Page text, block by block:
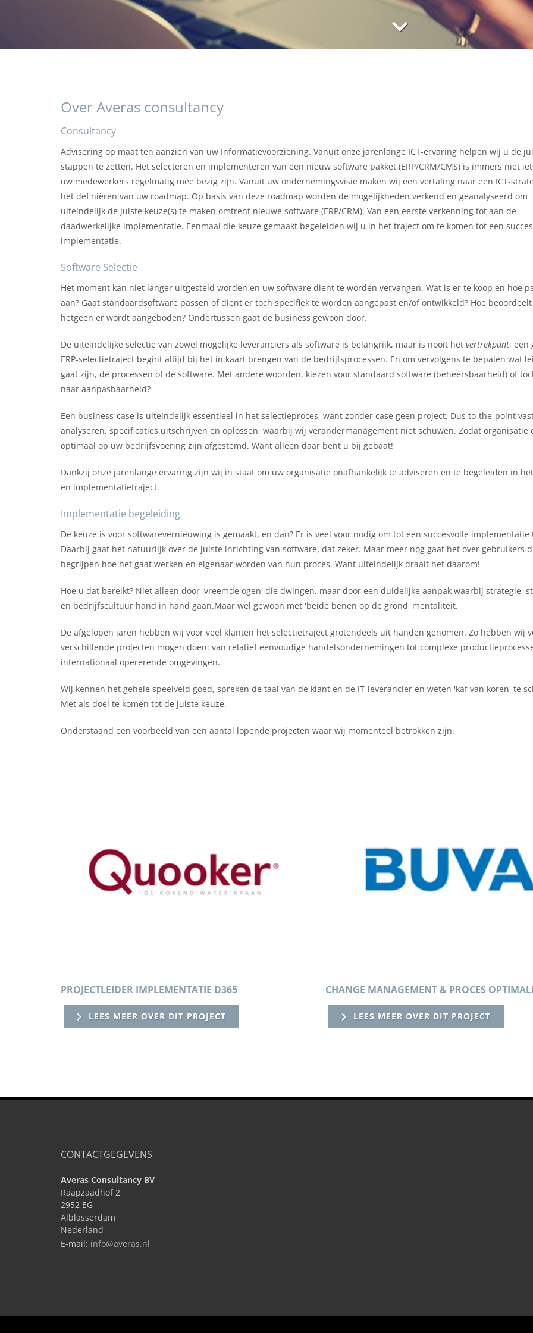
Over Averas consultancy
Consultancy
Advisering op maat ten aanzien van uw Informatievoorziening. Vanuit onze jarenlange ICT-ervaring helpen wij u de
stappen te zetten. Het selecteren en implementeren van een nieuw software pakket (ERP/CRM/CMS) is immers niet
uw medewerkers regelmatig mee bezig zijn. Vanuit uw ondernemingsvisie maken wij een vertaling naar een ICT-
het definiëren van uw roadmap. Op basis van deze roadmap worden de mogelijkheden verkend en geanalyseerd om
uiteindelijk de juiste keuze(s) te maken omtrent nieuwe software (ERP/CRM). Van een eerste verkenning tot aan de
daadwerkelijke implementatie. Eenmaal die keuze gemaakt begeleiden wij u in het traject om te komen tot een
implementatie.
Software Selectie
Het moment kan niet langer uitgesteld worden en uw software dient te worden vervangen. Wat is er te koop en hoe
aan? Gaat standaardsoftware passen of dient er toch specifiek te worden aangepast en/of ontwikkeld? Hoe
hetgeen er wordt aangeboden? Ondertussen gaat de business gewoon door.
De uiteindelijke selectie van zowel mogelijke leveranciers als software is belangrijk, maar is nooit het vertrekpunt; een
ERP-selectietraject begint altijd bij het in kaart brengen van de bedrijfsprocessen. En om vervolgens te bepalen wat
gaat zijn, de processen of de software. Met andere woorden, kiezen voor standaard software (beheersbaarheid) of
naar aanpasbaarheid?
Een business-case is uiteindelijk essentieel in het selectieproces, want zonder case geen project. Dus to-the-point
analyseren, specificaties uitschrijven en oplossen, waarbij wij verandermanagement niet schuwen. Zodat organisatie
optimaal op uw bedrijfsvoering zijn afgestemd. Want alleen daar bent u bij gebaat!
Dankzij onze jarenlange ervaring zijn wij in staat om uw organisatie onafhankelijk te adviseren en te begeleiden in
en implementatietraject.
Implementatie begeleiding
De keuze is voor softwarevernieuwing is gemaakt, en dan? Er is veel voor nodig om tot een succesvolle implementatie
Daarbij gaat het natuurlijk over de juiste inrichting van software, dat zeker. Maar meer nog gaat het over gebruikers
begrijpen hoe het gaat werken en eigenaar worden van hun proces. Want uiteindelijk draait het daarom!
Hoe u dat bereikt? Niet alleen door 'vreemde ogen' die dwingen, maar door een duidelijke aanpak waarbij strategie,
en bedrijfscultuur hand in hand gaan.Maar wel gewoon met 'beide benen op de grond' mentaliteit.
De afgelopen jaren hebben wij voor veel klanten het selectietraject grotendeels uit handen genomen. Zo hebben wij
verschillende projecten mogen doen: van relatief eenvoudige handelsondernemingen tot complexe
internationaal opererende omgevingen.
Wij kennen het gehele speelveld goed, spreken de taal van de klant en de IT-leverancier en weten 'kaf van koren' te
Met als doel te komen tot de juiste keuze.
Onderstaand een voorbeeld van een aantal lopende projecten waar wij momenteel betrokken zijn.
PROJECTLEIDER IMPLEMENTATIE D365
LEES MEER OVER DIT PROJECT
CHANGE MANAGEMENT & PROCES
LEES MEER OVER DIT PROJECT
CONTACTGEGEVENS
Averas Consultancy BV
Raapzaadhof 2
2952 EG
Alblasserdam
Nederland
E-mail: info@averas.nl